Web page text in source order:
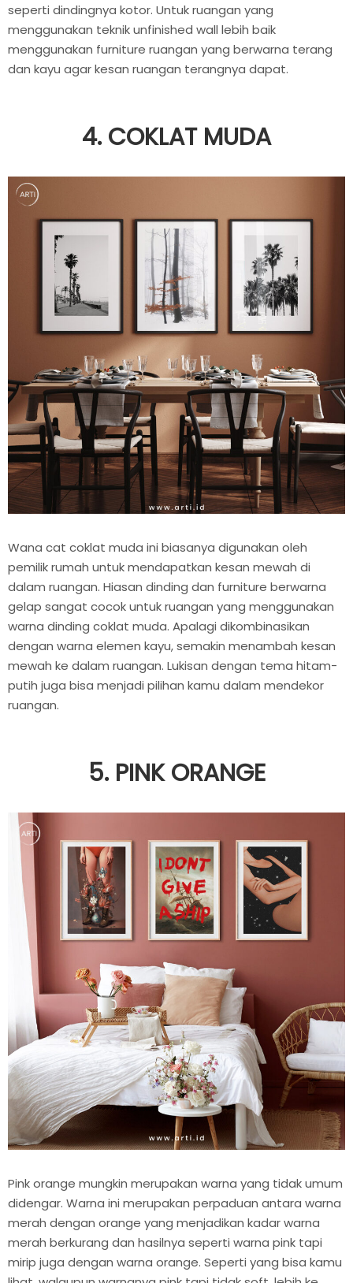
seperti dindingnya kotor. Untuk ruangan yang
menggunakan teknik unfinished wall lebih baik
menggunakan furniture ruangan yang berwarna terang
dan kayu agar kesan ruangan terangnya dapat.
4. COKLAT MUDA
Wana cat coklat muda ini biasanya digunakan oleh
pemilik rumah untuk mendapatkan kesan mewah di
dalam ruangan. Hiasan dinding dan furniture berwarna
gelap sangat cocok untuk ruangan yang menggunakan
warna dinding coklat muda. Apalagi dikombinasikan
dengan warna elemen kayu, semakin menambah kesan
mewah ke dalam ruangan. Lukisan dengan tema hitam-
putih juga bisa menjadi pilihan kamu dalam mendekor
ruangan.
5. PINK ORANGE
Pink orange mungkin merupakan warna yang tidak umum
didengar. Warna ini merupakan perpaduan antara warna
merah dengan orange yang menjadikan kadar warna
merah berkurang dan hasilnya seperti warna pink tapi
mirip juga dengan warna orange. Seperti yang bisa kamu